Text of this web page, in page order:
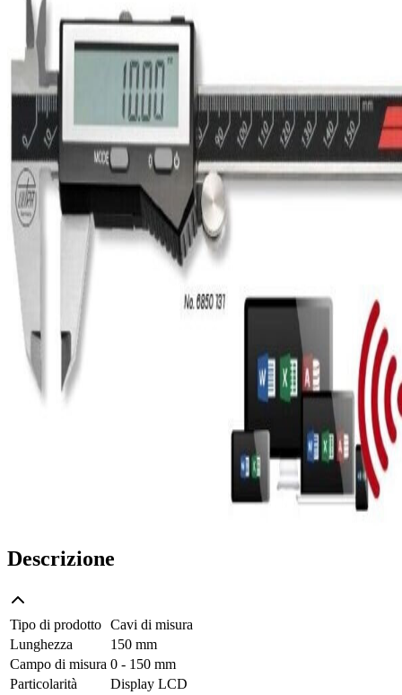
Descrizione
Tipo di prodotto Cavi di misura
Lunghezza
150 mm
Campo di misura 0 - 150 mm
Particolarità
Display LCD